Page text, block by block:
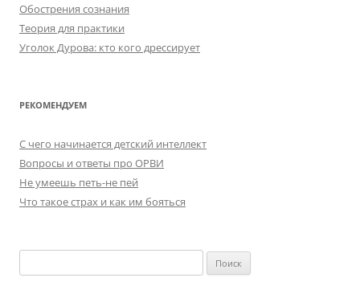
Обострения сознания
Теория для практики
Уголок Дурова: кто кого дрессирует
РЕКОМЕНДУЕМ
C чего начинается детский интеллект
Вопросы и ответы про ОРВИ
Не умеешь петь-не пей
Что такое страх и как им бояться